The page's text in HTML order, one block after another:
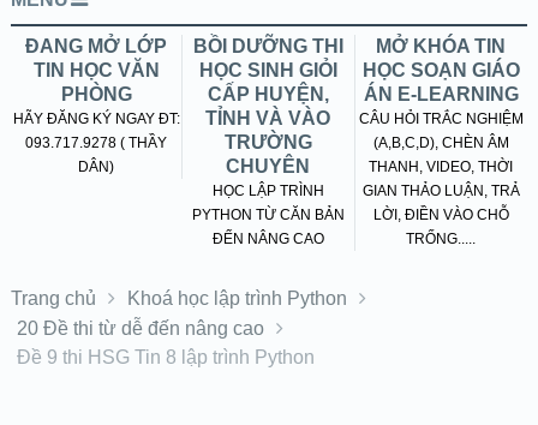
ĐANG MỞ LỚP
TIN HỌC VĂN
PHÒNG
HÃY ĐĂNG KÝ NGAY ĐT:
093.717.9278 ( THẦY
DÂN)
BỒI DƯỠNG THI
HỌC SINH GIỎI
CẤP HUYỆN,
TỈNH VÀ VÀO
TRƯỜNG
CHUYÊN
HỌC LẬP TRÌNH
PYTHON TỪ CĂN BẢN
ĐẾN NÂNG CAO
MỞ KHÓA TIN
HỌC SOẠN GIÁO
ÁN E-LEARNING
CÂU HỎI TRẮC NGHIỆM
(A,B,C,D), CHÈN ÂM
THANH, VIDEO, THỜI
GIAN THẢO LUẬN, TRẢ
LỜI, ĐIỀN VÀO CHỖ
TRỐNG.....
Trang chủ
Khoá học lập trình Python
20 Đề thi từ dễ đến nâng cao
Đề 9 thi HSG Tin 8 lập trình Python